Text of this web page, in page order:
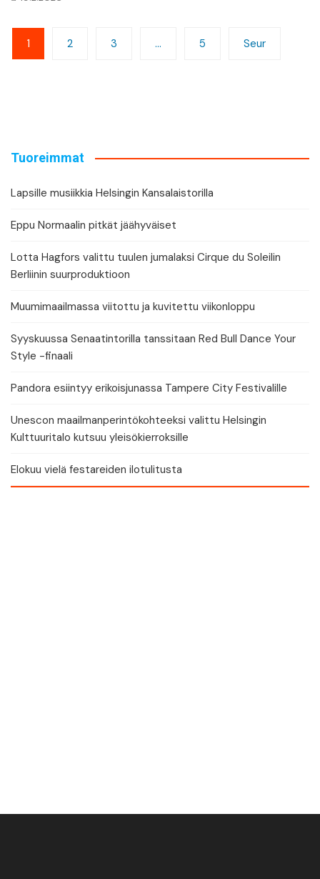
Artikkelien
sivutus
1 2 3 … 5 Seur
Tuoreimmat
Lapsille musiikkia Helsingin Kansalaistorilla
Eppu Normaalin pitkät jäähyväiset
Lotta Hagfors valittu tuulen jumalaksi Cirque du Soleilin
Berliinin suurproduktioon
Muumimaailmassa viitottu ja kuvitettu viikonloppu
Syyskuussa Senaatintorilla tanssitaan Red Bull Dance Your
Style -finaali
Pandora esiintyy erikoisjunassa Tampere City Festivalille
Unescon maailmanperintökohteeksi valittu Helsingin
Kulttuuritalo kutsuu yleisökierroksille
Elokuu vielä festareiden ilotulitusta